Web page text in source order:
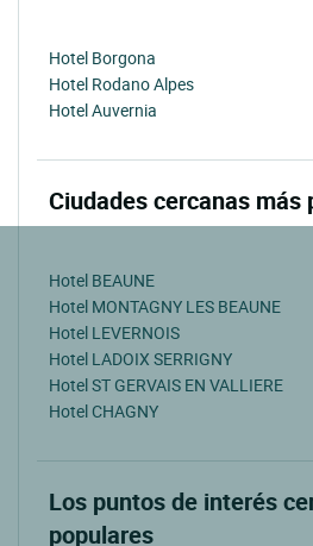
Hotel Borgona
Hotel Rodano Alpes
Hotel Auvernia
Ciudades cercanas más
Hotel BEAUNE
Hotel MONTAGNY LES BEAUNE
Hotel LEVERNOIS
Hotel LADOIX SERRIGNY
Hotel ST GERVAIS EN VALLIERE
Hotel CHAGNY
Los puntos de interés
populares